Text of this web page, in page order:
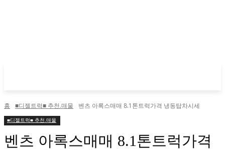
홈 ■디젤트럭■ 추천.매물 벤츠 아록스매매 8.1톤트럭가격 냉동탑차시세
■디젤트럭■ 추천.매물
벤츠 아록스매매 8.1톤트럭가격